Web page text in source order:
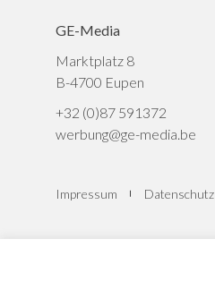
GE-Media
Marktplatz 8
B-4700 Eupen
+32 (0)87 591372
werbung@ge-media.be
Impressum Datenschutz